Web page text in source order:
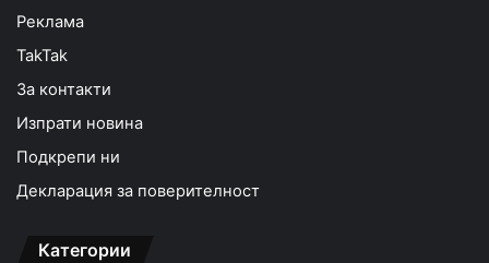
Реклама
TakTak
За контакти
Изпрати новина
Подкрепи ни
Декларация за поверителност
Категории